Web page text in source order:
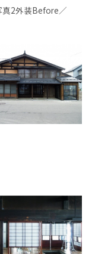
真2外装Before／